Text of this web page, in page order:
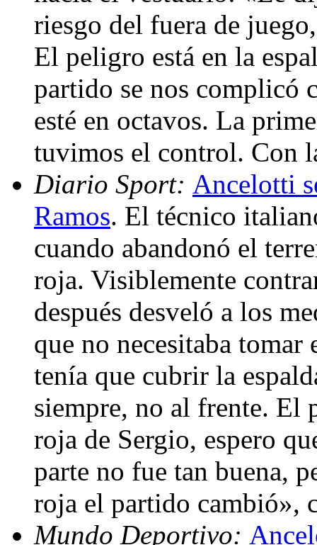
riesgo del fuera de
El peligro está en la
partido se nos complicó
esté en octavos. La
tuvimos el control. Con
Diario Sport: Ancelotti
Ramos. El técnico
cuando abandonó el
roja. Visiblemente
después desveló a los
que no necesitaba
tenía que cubrir la
siempre, no al frente. El
roja de Sergio, espero
parte no fue tan buena,
roja el partido cambió»,
Mundo Deportivo: